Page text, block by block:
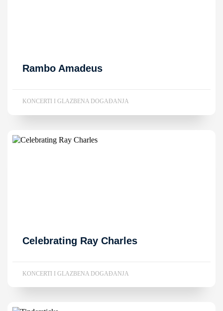
Rambo Amadeus
KONCERTI I GLAZBENA DOGAĐANJA
Celebrating Ray Charles
KONCERTI I GLAZBENA DOGAĐANJA